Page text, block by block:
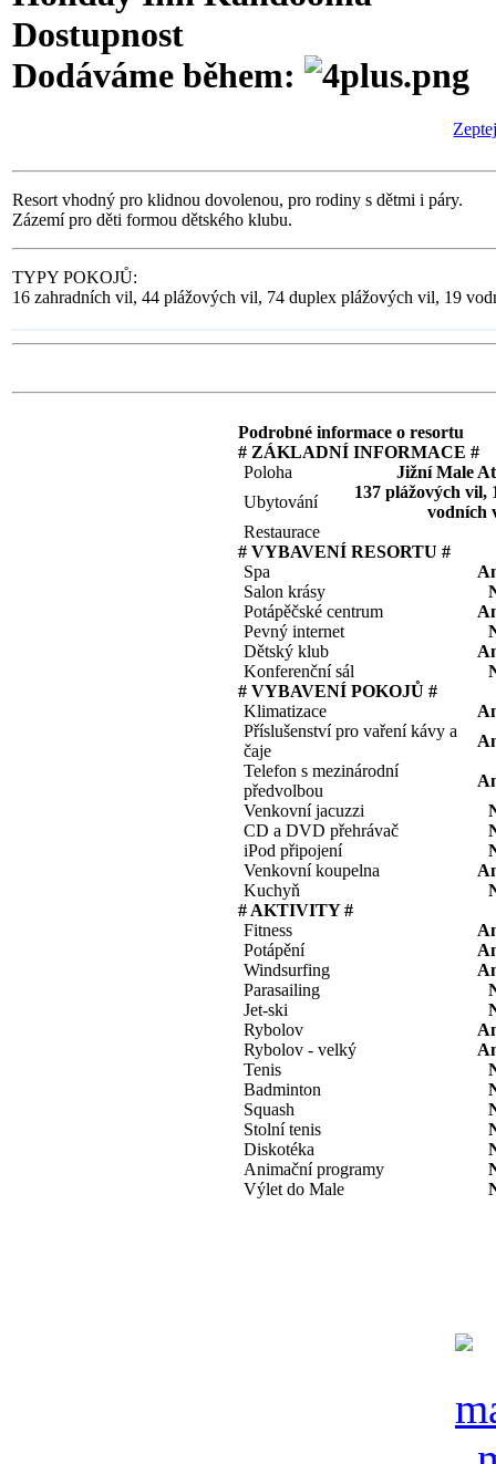
Dostupnost
Dodáváme během:
Resort vhodný pro klidnou dovolenou, pro rodiny s dětmi i páry.
Zázemí pro děti formou dětského klubu.
TYPY POKOJŮ:
16 zahradních vil, 44 plážových vil, 74 duplex plážových vil, 19
Podrobné informace o resortu
# ZÁKLADNÍ INFORMACE #
Poloha
Jižní Male
Ubytování
137 plážových vil,
vodních
Restaurace
# VYBAVENÍ RESORTU #
Spa
Salon krásy
Potápěčské centrum
Pevný internet
Dětský klub
Konferenční sál
# VYBAVENÍ POKOJŮ #
Klimatizace
Příslušenství pro vaření kávy a
čaje
Telefon s mezinárodní
předvolbou
Venkovní jacuzzi
CD a DVD přehrávač
iPod připojení
Venkovní koupelna
Kuchyň
# AKTIVITY #
Fitness
Potápění
Windsurfing
Parasailing
Jet-ski
Rybolov
Rybolov - velký
Tenis
Badminton
Squash
Stolní tenis
Diskotéka
Animační programy
Výlet do Male